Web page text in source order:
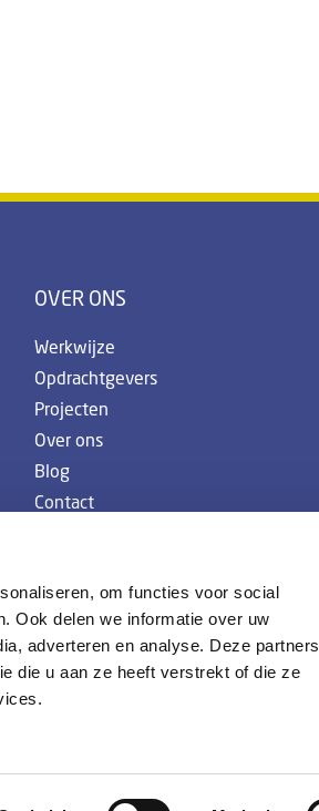
om functies voor social
Ook delen we informatie over uw
adverteren en analyse. Deze partners
die u aan ze heeft verstrekt of die ze
OVER ONS
Werkwijze
Opdrachtgevers
Projecten
Over ons
Blog
Contact